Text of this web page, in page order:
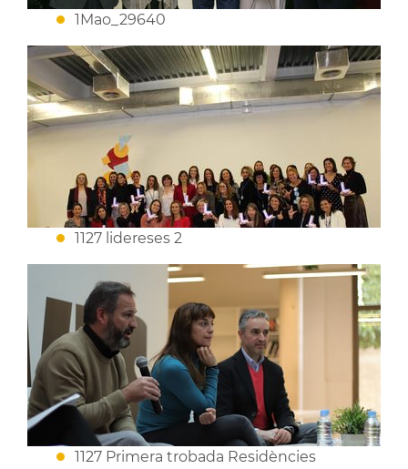
1Mao_29640
1127 lidereses 2
1127 Primera trobada Residències